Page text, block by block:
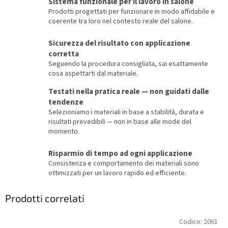
Prodotti progettati per funzionare in modo affidabile e
coerente tra loro nel contesto reale del salone.
Sicurezza del risultato con applicazione
corretta
Seguendo la procedura consigliata, sai esattamente
cosa aspettarti dal materiale.
Testati nella pratica reale — non guidati dalle
tendenze
Selezioniamo i materiali in base a stabilità, durata e
risultati prevedibili — non in base alle mode del
momento.
Risparmio di tempo ad ogni applicazione
Consistenza e comportamento dei materiali sono
ottimizzati per un lavoro rapido ed efficiente.
Prodotti correlati
Codice: 2061